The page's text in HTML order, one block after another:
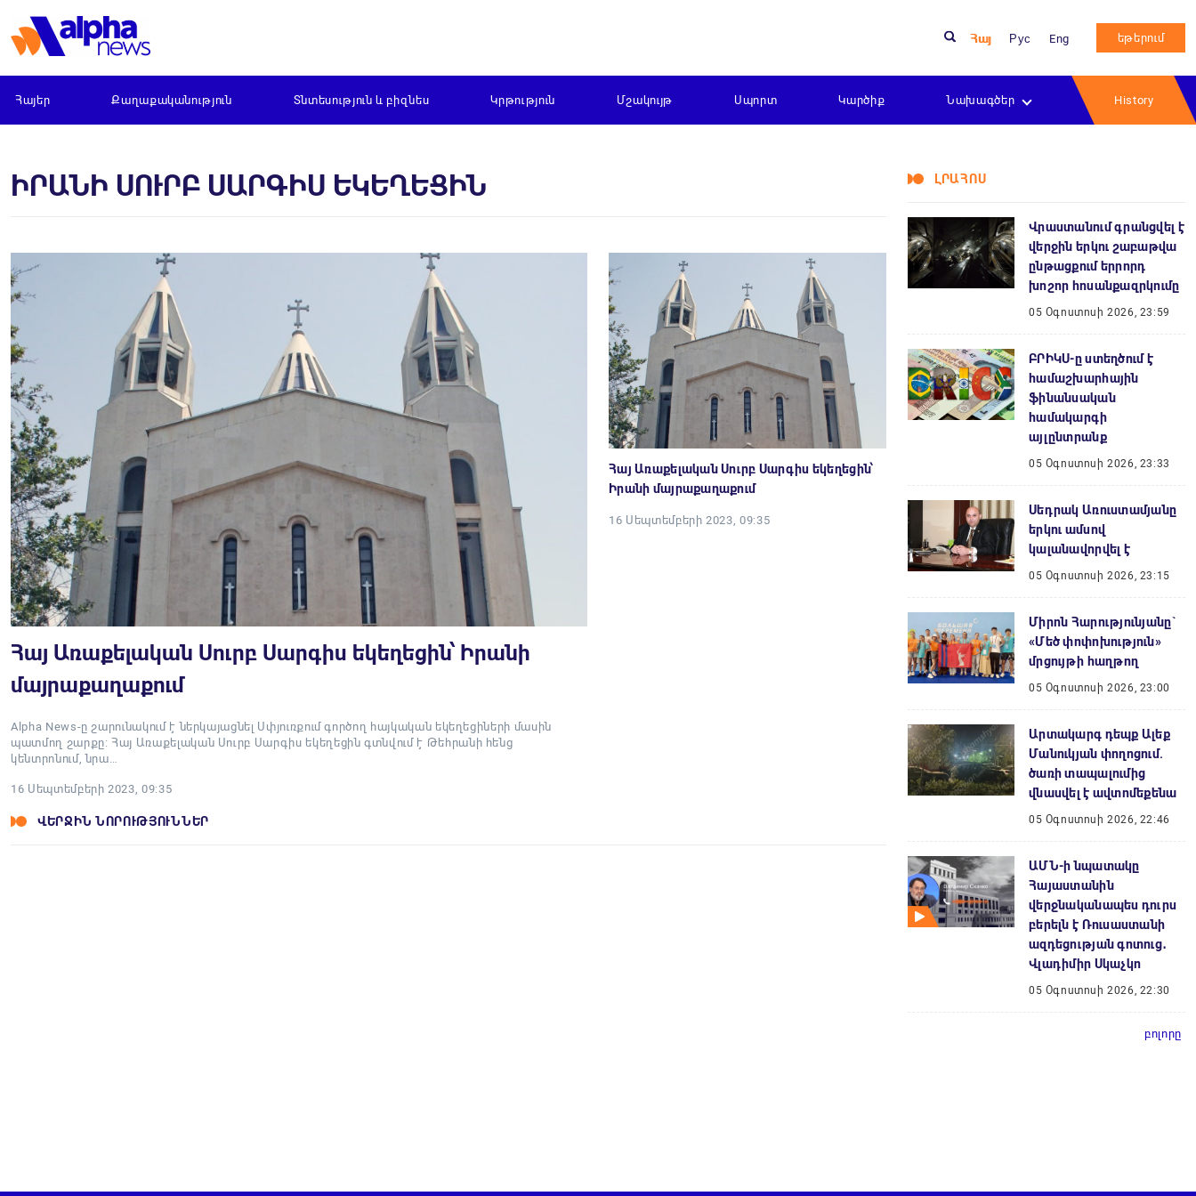
Հայ Рус Eng եթերում
Հայեր Քաղաքականություն Տնտեսություն և բիզնես Կրթություն Մշակույթ Սպորտ Կարծիք Նախագծեր History
ԻՐԱՆԻ ՍՈՒՐԲ ՍԱՐԳԻՍ ԵԿԵՂԵՑԻՆ
Հայ Առաքելական Սուրբ Սարգիս եկեղեցին՝ Իրանի
մայրաքաղաքում
Alpha News-ը շարունակում է ներկայացնել Սփյուռքում գործող հայկական եկեղեցիների մասին
պատմող շարքը: Հայ Առաքելական Սուրբ Սարգիս եկեղեցին գտնվում է Թեհրանի հենց
կենտրոնում, նրա…
16 Սեպտեմբերի 2023, 09:35
Հայ Առաքելական Սուրբ Սարգիս եկեղեցին՝
Իրանի մայրաքաղաքում
16 Սեպտեմբերի 2023, 09:35
ՎԵՐՋԻՆ ՆՈՐՈՒԹՅՈՒՆՆԵՐ
ԼՐԱՀՈՍ
Վրաստանում գրանցվել է
վերջին երկու շաբաթվա
ընթացքում երրորդ
խոշոր հոսանքազրկումը
05 Օգոստոսի 2026, 23:59
ԲՐԻԿՍ-ը ստեղծում է
համաշխարհային
ֆինանսական
համակարգի
այլընտրանք
05 Օգոստոսի 2026, 23:33
Սեդրակ Առուստամյանը
երկու ամսով
կալանավորվել է
05 Օգոստոսի 2026, 23:15
Միրոն Հարությունյանը`
«Մեծ փոփոխություն»
մրցույթի հաղթող
05 Օգոստոսի 2026, 23:00
Արտակարգ դեպք Ալեք
Մանուկյան փողոցում.
ծառի տապալումից
վնասվել է ավտոմեքենա
05 Օգոստոսի 2026, 22:46
ԱՄՆ-ի նպատակը
Հայաստանին
վերջնականապես դուրս
բերելն է Ռուսաստանի
ազդեցության գոտուց․
Վլադիմիր Սկաչկո
05 Օգոստոսի 2026, 22:30
բոլորը